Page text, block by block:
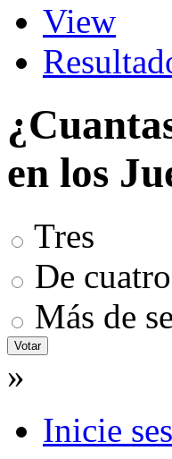
View
en los
Tres
De
Más de
»
Inicie